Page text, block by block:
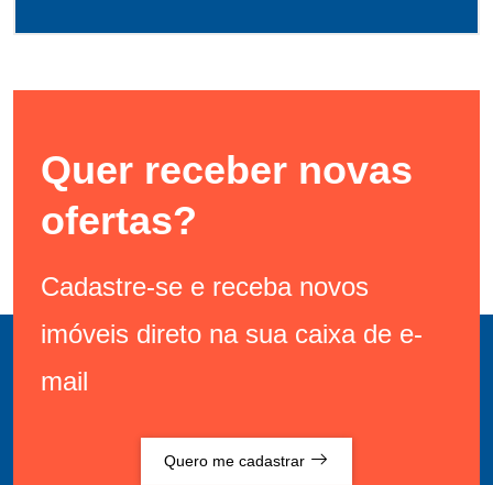
Quer receber novas
ofertas?
Cadastre-se e receba novos
imóveis direto na sua caixa de e-
mail
Quero me cadastrar